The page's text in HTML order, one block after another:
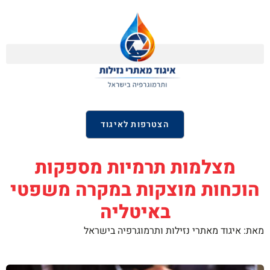
הצטרפות לאיגוד
מצלמות תרמיות מספקות
הוכחות מוצקות במקרה משפטי
באיטליה
מאת: איגוד מאתרי נזילות ותרמוגרפיה בישראל